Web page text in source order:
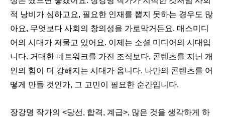
적 낭비가 심하고요, 필요한 인재를 뽑지 못하는 경우도 많
아요, 무엇보다 사회의 창의성을 가로막거든요. 매스미디
어의 시대가 저물고 있어요. 이제는 소셜 미디어의 시대입
니다. 거대한 네트워크를 가진 조직보다, 콘텐츠를 지닌 개
인의 힘이 더 강해지는 시대가 옵니다. 나만의 콘텐츠를 어
떻게 만들 것인가, 그 고민이 필요한 순간입니다.
장강명 작가의 <당선, 합격, 계급>, 많은 것을 생각하게 하